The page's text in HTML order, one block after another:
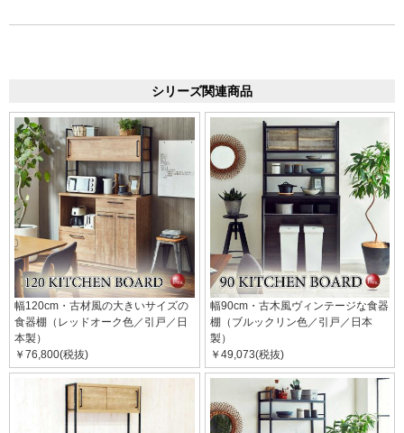
シリーズ関連商品
幅120cm・古材風の大きいサイズの
食器棚（レッドオーク色／引戸／日
本製）
￥76,800(税抜)
幅90cm・古木風ヴィンテージな食器
棚（ブルックリン色／引戸／日本
製）
￥49,073(税抜)